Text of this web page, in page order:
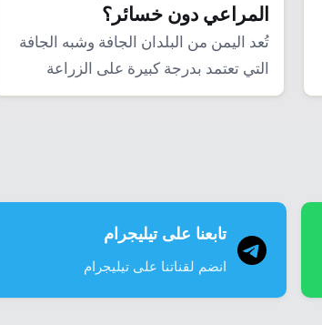
المراعي دون خسائر؟
تُعد اليمن من البلدان الجافة وشبه الجافة
التي تعتمد بدرجة كبيرة على الزراعة
المطرية،…
تابعنا على تيليجرام
انضم لقناتنا على تيليجرام